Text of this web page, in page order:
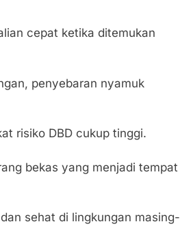
cepat ketika ditemukan
penyebaran nyamuk
risiko DBD cukup tinggi.
bekas yang menjadi tempat
sehat di lingkungan masing-